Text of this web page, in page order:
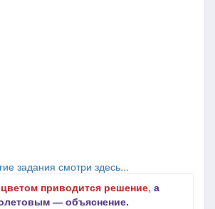
задания смотри здесь...
приводится решение, а
― объяснение.